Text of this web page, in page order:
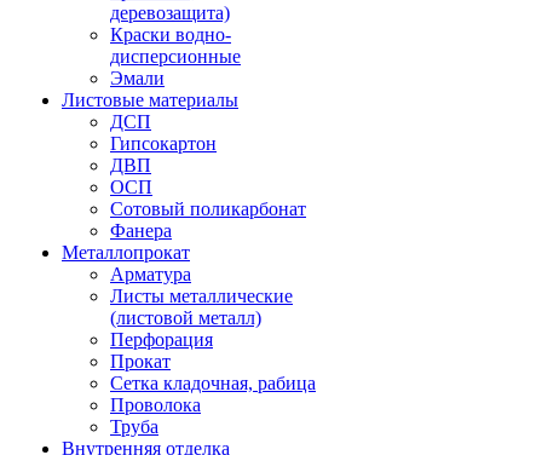
деревозащита)
Краски водно-
дисперсионные
Эмали
Листовые материалы
ДСП
Гипсокартон
ДВП
ОСП
Сотовый поликарбонат
Фанера
Металлопрокат
Арматура
Листы металлические
(листовой металл)
Перфорация
Прокат
Сетка кладочная, рабица
Проволока
Труба
Внутренняя отделка